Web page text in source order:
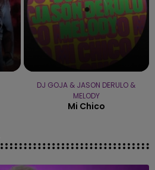
DJ GOJA & JASON DERULO &
MELODY
Mi Chico